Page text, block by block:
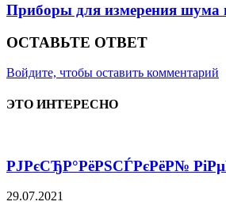
Приборы для измерения шума
ОСТАВЬТЕ ОТВЕТ
Войдите, чтобы оставить комментарий
ЭТО ИНТЕРЕСНО
РЈРєСЂР°РёРЅСЃРєРёР№
29.07.2021